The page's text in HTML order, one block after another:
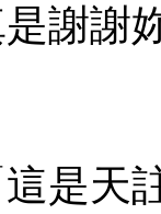
是謝
是天